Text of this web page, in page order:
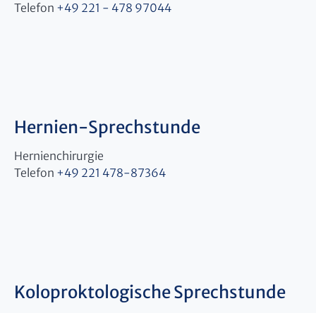
Telefon +49 221 - 478 97044
Hernien-Sprechstunde
Hernienchirurgie
Telefon +49 221 478-87364
Koloproktologische Sprechstunde